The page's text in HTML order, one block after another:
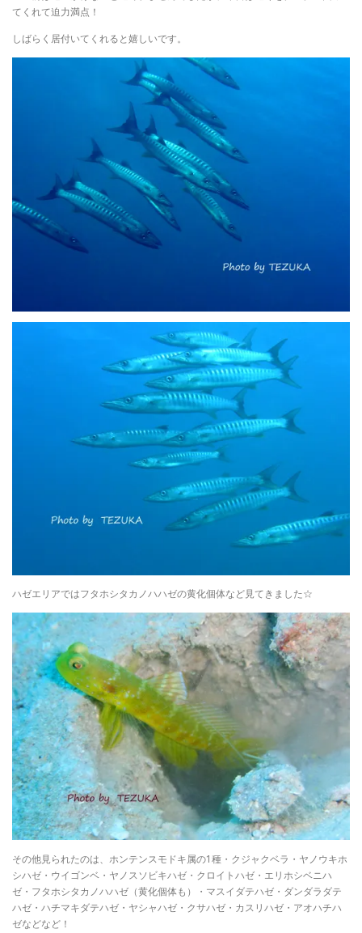
てくれて迫力満点！
しばらく居付いてくれると嬉しいです。
ハゼエリアではフタホシタカノハハゼの黄化個体など見てきました☆
その他見られたのは、ホンテンスモドキ属の1種・クジャクベラ・ヤノウキホ
シハゼ・ウイゴンベ・ヤノスソビキハゼ・クロイトハゼ・エリホシベニハ
ゼ・フタホシタカノハハゼ（黄化個体も）・マスイダテハゼ・ダンダラダテ
ハゼ・ハチマキダテハゼ・ヤシャハゼ・クサハゼ・カスリハゼ・アオハチハ
ゼなどなど！